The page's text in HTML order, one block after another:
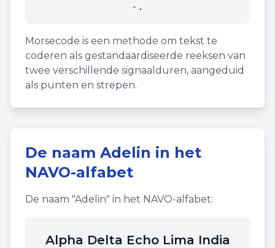
-.
Morsecode is een methode om tekst te
coderen als gestandaardiseerde reeksen van
twee verschillende signaalduren, aangeduid
als punten en strepen.
De naam Adelin in het
NAVO-alfabet
De naam "Adelin" in het NAVO-alfabet:
Alpha Delta Echo Lima India